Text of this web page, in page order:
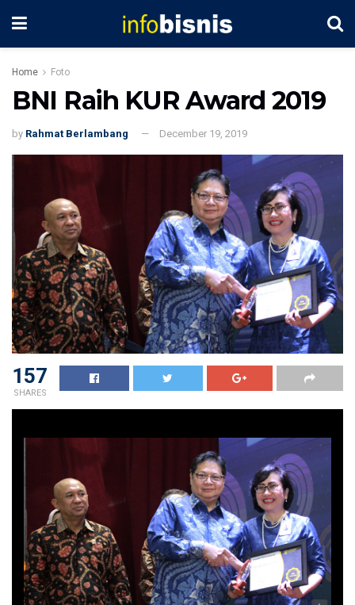
Home Foto
BNI Raih KUR Award 2019
by Rahmat Berlambang December 19, 2019
157
SHARES